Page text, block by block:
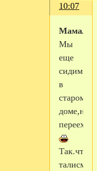
10:07
Мы
еще
сидим
в
старом
доме,не
Так.что
талисман